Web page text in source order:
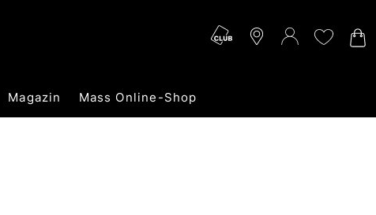
Magazin Mass Online-Shop